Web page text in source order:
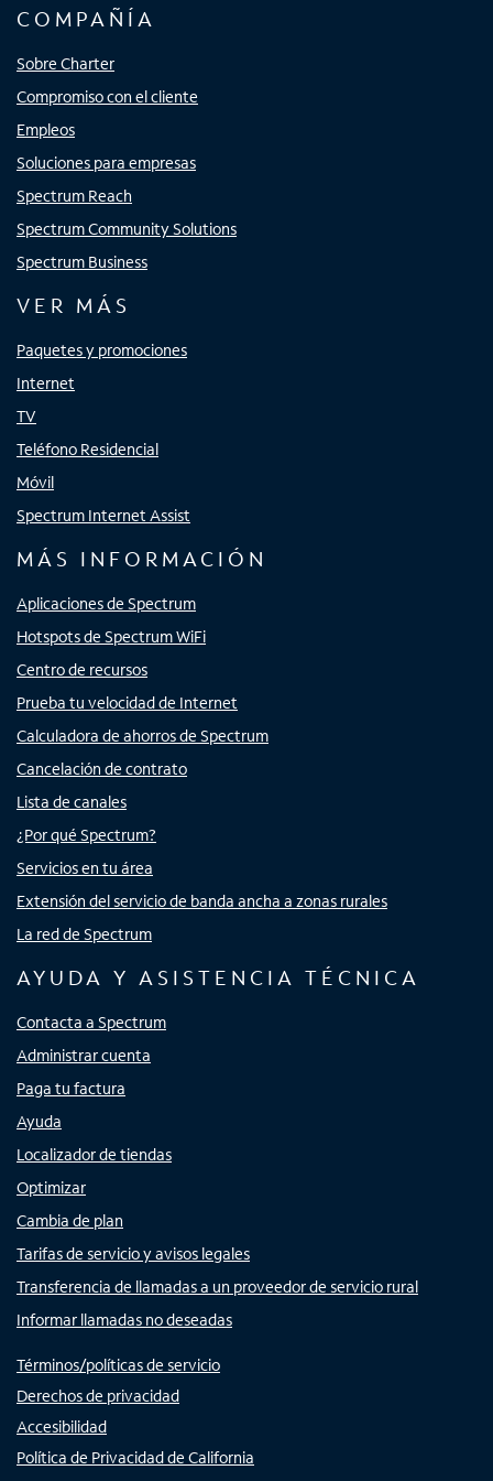
COMPAÑÍA
Sobre Charter
Compromiso con el cliente
Empleos
Soluciones para empresas
Spectrum Reach
Spectrum Community Solutions
Spectrum Business
VER MÁS
Paquetes y promociones
Internet
TV
Teléfono Residencial
Móvil
Spectrum Internet Assist
MÁS INFORMACIÓN
Aplicaciones de Spectrum
Hotspots de Spectrum WiFi
Centro de recursos
Prueba tu velocidad de Internet
Calculadora de ahorros de Spectrum
Cancelación de contrato
Lista de canales
¿Por qué Spectrum?
Servicios en tu área
Extensión del servicio de banda ancha a zonas rurales
La red de Spectrum
AYUDA Y ASISTENCIA TÉCNICA
Contacta a Spectrum
Administrar cuenta
Paga tu factura
Ayuda
Localizador de tiendas
Optimizar
Cambia de plan
Tarifas de servicio y avisos legales
Transferencia de llamadas a un proveedor de servicio rural
Informar llamadas no deseadas
Términos/políticas de servicio
Derechos de privacidad
Accesibilidad
Política de Privacidad de California